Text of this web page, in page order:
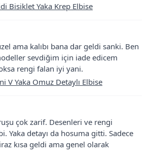
Bisiklet Yaka Krep Elbise
ama kalıbı bana dar geldi sanki. Ben
sevdiğim için iade edicem
rengi falan iyi yani.
V Yaka Omuz Detaylı Elbise
çok zarif. Desenleri ve rengi
Yaka detayı da hosuma gitti. Sadece
kısa geldi ama genel olarak